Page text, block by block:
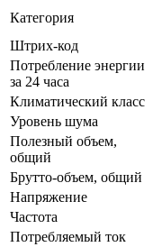
Категория
Штрих-код
Потребление энергии
за 24 часа
Климатический класс
Уровень шума
Полезный объем,
общий
Брутто-объем, общий
Напряжение
Частота
Потребляемый ток